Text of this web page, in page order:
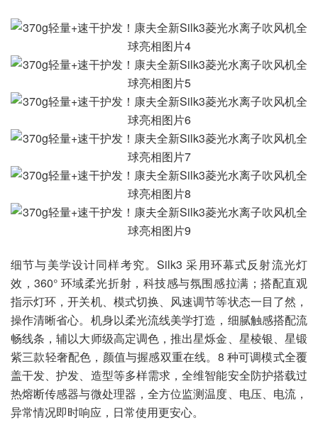
细节与美学设计同样考究。Silk3 采用环幕式反射流光灯
效，360° 环域柔光折射，科技感与氛围感拉满；搭配直观
指示灯环，开关机、模式切换、风速调节等状态一目了然，
操作清晰省心。机身以柔光流线美学打造，细腻触感搭配流
畅线条，辅以大师级高定调色，推出星烁金、星棱银、星锻
紫三款轻奢配色，颜值与握感双重在线。8 种可调模式全覆
盖干发、护发、造型等多样需求，全维智能安全防护搭载过
热熔断传感器与微处理器，全方位监测温度、电压、电流，
异常情况即时响应，日常使用更安心。